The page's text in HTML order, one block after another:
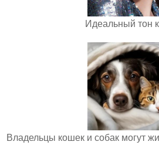
Идеальный тон
Владельцы кошек и собак могут